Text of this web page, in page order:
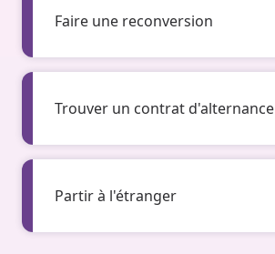
Faire une reconversion
Trouver un contrat d'alternance
Partir à l'étranger